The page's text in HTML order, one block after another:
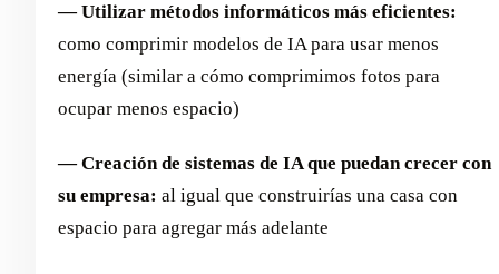
— Utilizar métodos informáticos más eficientes:
como comprimir modelos de IA para usar menos
energía (similar a cómo comprimimos fotos para
ocupar menos espacio)
— Creación de sistemas de IA que puedan crecer con
su empresa: al igual que construirías una casa con
espacio para agregar más adelante